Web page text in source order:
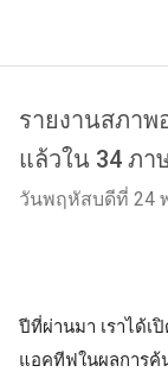
รายงานสภา
แล้วใน 34 ภา
วันพฤหัสบดีที่ 24
ปีที่ผ่านมา เราได้เ
แอคทีฟในผลการ